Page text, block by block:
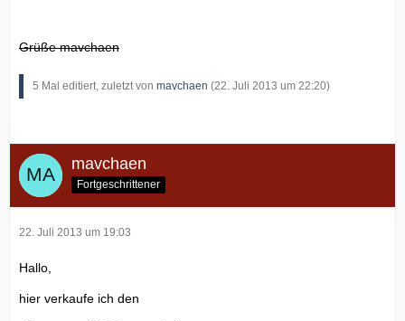
Grüße mavchaen
5 Mal editiert, zuletzt von mavchaen (22. Juli 2013 um 22:20)
mavchaen
Fortgeschrittener
22. Juli 2013 um 19:03
Hallo,
hier verkaufe ich den